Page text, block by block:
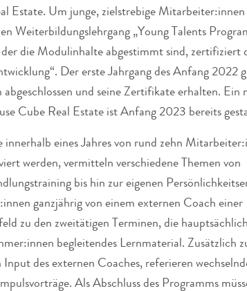
Estate. Um junge, zielstrebige
Weiterbildungslehrgang „Young Talents
die Modulinhalte abgestimmt sind, zertifiziert
Der erste Jahrgang des Anfang 2022
und seine Zertifikate erhalten. Ein
Cube Real Estate ist Anfang 2023 bereits
innerhalb eines Jahres von rund zehn
werden, vermitteln verschiedene Themen von
bis hin zur eigenen
ganzjährig von einem externen Coach einer
zu den zweitätigen Terminen, die
begleitendes Lernmaterial. Zusätzlich
des externen Coaches, referieren
Als Abschluss des Programms